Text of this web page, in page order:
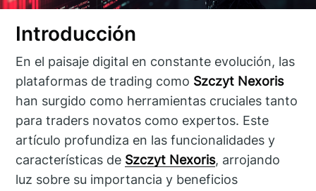
Introducción
En el paisaje digital en constante evolución, las
plataformas de trading como Szczyt Nexoris
han surgido como herramientas cruciales tanto
para traders novatos como expertos. Este
artículo profundiza en las funcionalidades y
características de Szczyt Nexoris, arrojando
luz sobre su importancia y beneficios